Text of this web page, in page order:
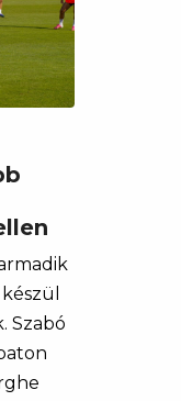
Szabó